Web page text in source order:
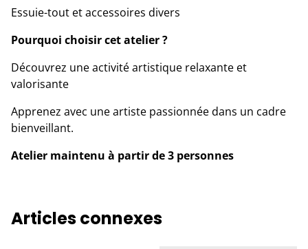
Essuie-tout et accessoires divers
Pourquoi choisir cet atelier ?
Découvrez une activité artistique relaxante et
valorisante
Apprenez avec une artiste passionnée dans un cadre
bienveillant.
Atelier maintenu à partir de 3 personnes
Articles connexes